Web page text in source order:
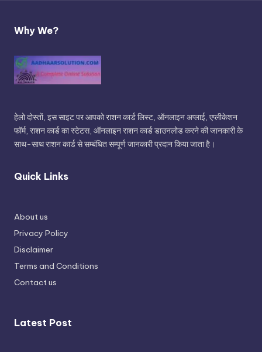
Why We?
हेलो दोस्तों, इस साइट पर आपको राशन कार्ड लिस्ट, ऑनलाइन अप्लाई, एप्लीकेशन
फॉर्म, राशन कार्ड का स्टेटस, ऑनलाइन राशन कार्ड डाउनलोड करने की जानकारी के
साथ-साथ राशन कार्ड से सम्बंधित सम्पूर्ण जानकारी प्रदान किया जाता है।
Quick Links
About us
Privacy Policy
Disclaimer
Terms and Conditions
Contact us
Latest Post